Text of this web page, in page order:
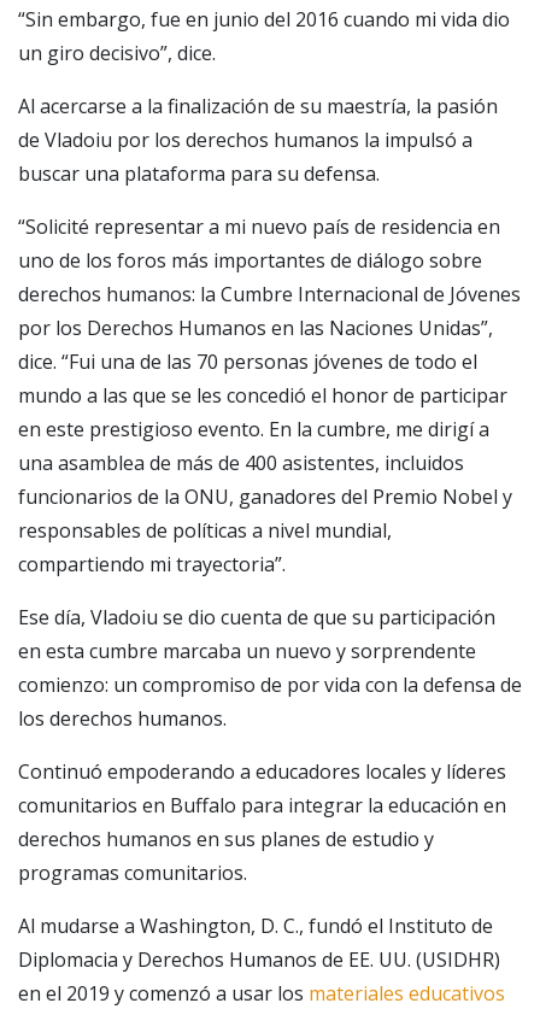
“Sin embargo, fue en junio del 2016 cuando mi vida dio
un giro decisivo”, dice.
Al acercarse a la finalización de su maestría, la pasión
de Vladoiu por los derechos humanos la impulsó a
buscar una plataforma para su defensa.
“Solicité representar a mi nuevo país de residencia en
uno de los foros más importantes de diálogo sobre
derechos humanos: la Cumbre Internacional de Jóvenes
por los Derechos Humanos en las Naciones Unidas”,
dice. “Fui una de las 70 personas jóvenes de todo el
mundo a las que se les concedió el honor de participar
en este prestigioso evento. En la cumbre, me dirigí a
una asamblea de más de 400 asistentes, incluidos
funcionarios de la ONU, ganadores del Premio Nobel y
responsables de políticas a nivel mundial,
compartiendo mi trayectoria”.
Ese día, Vladoiu se dio cuenta de que su participación
en esta cumbre marcaba un nuevo y sorprendente
comienzo: un compromiso de por vida con la defensa de
los derechos humanos.
Continuó empoderando a educadores locales y líderes
comunitarios en Buffalo para integrar la educación en
derechos humanos en sus planes de estudio y
programas comunitarios.
Al mudarse a Washington, D. C., fundó el Instituto de
Diplomacia y Derechos Humanos de EE. UU. (USIDHR)
en el 2019 y comenzó a usar los materiales educativos